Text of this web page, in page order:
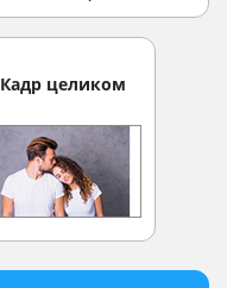
Кадр целиком